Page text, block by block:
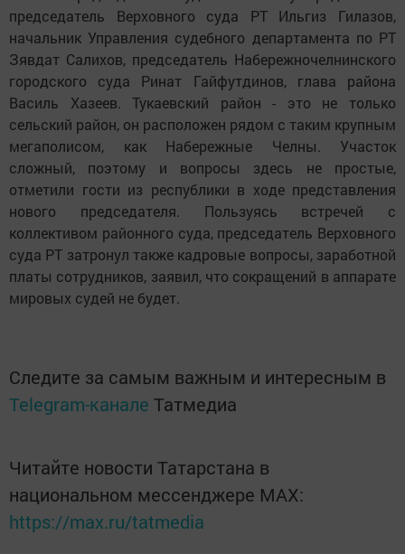
председатель Верховного суда РТ Ильгиз Гилазов,
начальник Управления судебного департамента по РТ
Зявдат Салихов, председатель Набережночелнинского
городского суда Ринат Гайфутдинов, глава района
Василь Хазеев. Тукаевский район - это не только
сельский район, он расположен рядом с таким крупным
мегаполисом, как Набережные Челны. Участок
сложный, поэтому и вопросы здесь не простые,
отметили гости из республики в ходе представления
нового председателя. Пользуясь встречей с
коллективом районного суда, председатель Верховного
суда РТ затронул также кадровые вопросы, заработной
платы сотрудников, заявил, что сокращений в аппарате
мировых судей не будет.
Следите за самым важным и интересным в
Telegram-канале Татмедиа
Читайте новости Татарстана в
национальном мессенджере MАХ:
https://max.ru/tatmedia